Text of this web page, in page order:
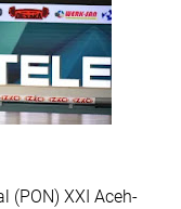
(PON) XXI Aceh-